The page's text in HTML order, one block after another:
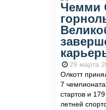
Чемми
29 марта
Олкотт
7
стартов и
летней